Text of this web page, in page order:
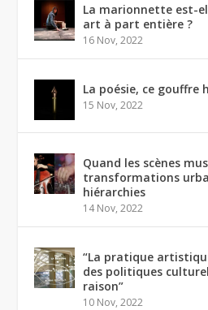
La marionnette est-
art à part entière ?
16 Nov, 2022
La poésie, ce gouffre
15 Nov, 2022
Quand les scènes
transformations
hiérarchies
14 Nov, 2022
“La pratique
des politiques
raison”
10 Nov, 2022